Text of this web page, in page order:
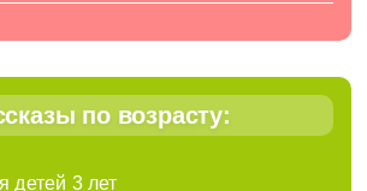
по возрасту:
детей 3 лет